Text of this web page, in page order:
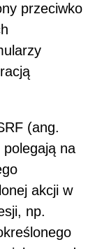
przeciwko
(ang.
na
akcji w
np.